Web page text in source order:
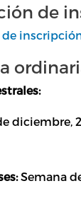
de
diciembre,
Semana